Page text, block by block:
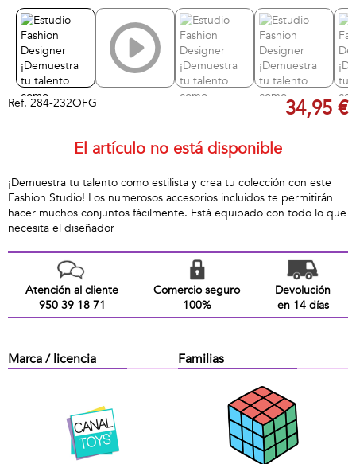
Ref. 284-232OFG 34,95 €
El artículo no está disponible
¡Demuestra tu talento como estilista y crea tu colección con este
Fashion Studio! Los numerosos accesorios incluidos te permitirán
hacer muchos conjuntos fácilmente. Está equipado con todo lo que
necesita el diseñador
Atención al cliente
950 39 18 71
Comercio seguro
100%
Devolución
en 14 días
Marca / licencia Familias